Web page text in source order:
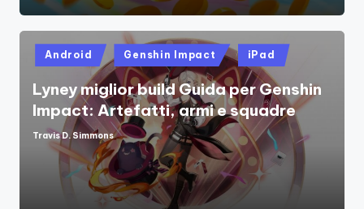
Posted
in
Android Genshin Impact iPad
Lyney miglior build Guida per Genshin
Impact: Artefatti, armi e squadre
Posted
Travis D. Simmons